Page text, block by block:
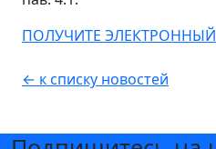
ПОЛУЧИТЕ ЭЛЕКТРОННЫЙ
← к списку новостей